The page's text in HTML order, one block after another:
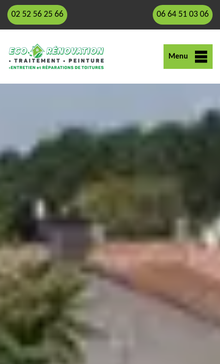
02 52 56 25 66 06 64 51 03 06
Menu